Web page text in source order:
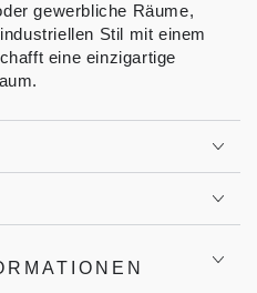
gewerbliche Räume,
Stil mit einem
eine einzigartige